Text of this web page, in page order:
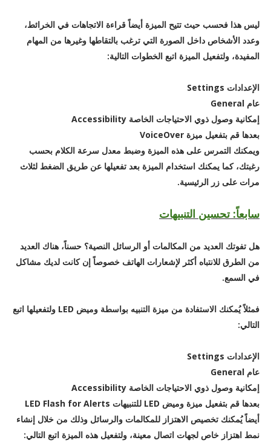
ليس هذا فحسب حيث تتيح الميزة أيضاً قراءة الاتجاهات في الخرائط،
وعدد الأشخاص داخل الصورة التي ترغب بالتقاطها وغيرها من المهام
المفيدة، ولتفعيل الميزة اتبع الخطوات التالية:
الإعدادات Settings
عام General
إمكانية وصول ذوي الاحتياجات الخاصة Accessibility
بعدها قم بتفعيل ميزة VoiceOver
ويمكنك التمرس على هذه الميزة وضبط معدل سرعة الكلام بحسب
رغبتك، كما يمكنك استخدام الميزة بعد تفعيلها عن طريق الضغط لثلاث
مرات على زر الرئيسية.
سابعاً: تحسين التنبيهات
هل تفوتك العديد من المكالمات أو الرسائل النصية؟ حسناً، هناك العديد
من الطرق للانتباه أكثر لإشعارات الهاتف خصوصاً إن كانت لديك مشاكل
في السمع.
فمثلاً يُمكنك الاستفادة من ميزة التنبيه بواسطة وميض LED ولتفعيلها اتبع
التالي:
الإعدادات Settings
عام General
إمكانية وصول ذوي الاحتياجات الخاصة Accessibility
بعدها قم بتفعيل ميزة وميض LED للتنبيهات LED Flash for Alerts
أيضاً يُمكنك تخصيص الاهتزاز للمكالمات والرسائل وذلك من خلال إنشاء
نمط اهتزاز خاص لجهات اتصال معينة، ولتفعيل هذه الميزة اتبع التالي: